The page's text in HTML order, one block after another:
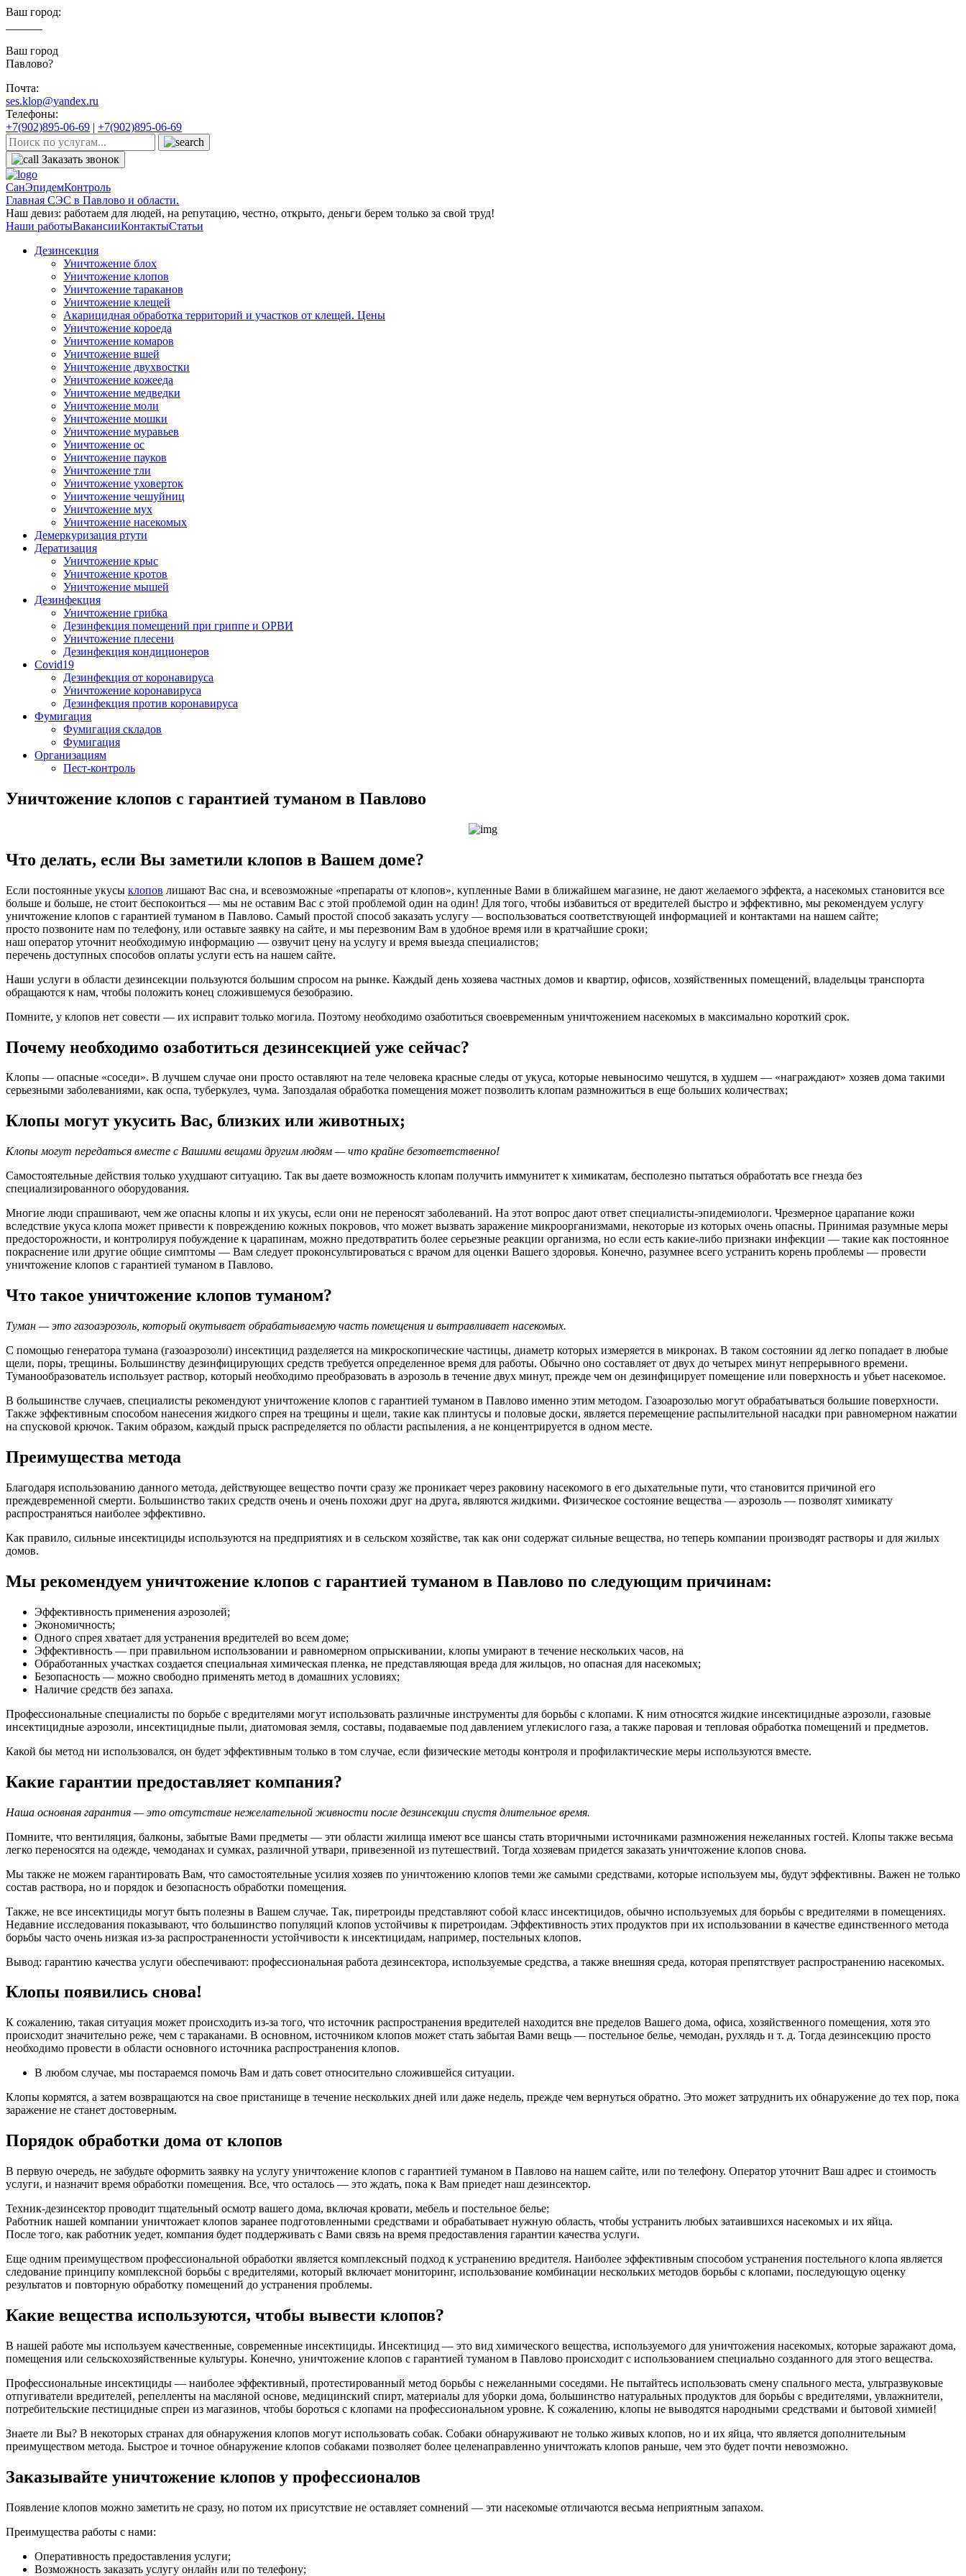
Ваш город:
Ваш город
Павлово?
Почта:
ses.klop@yandex.ru
Телефоны:
+7(902)895-06-69 | +7(902)895-06-69
Заказать звонок
СанЭпидемКонтроль
Главная СЭС в Павлово и области.
Наш девиз: работаем для людей, на репутацию, честно, открыто, деньги берем только за свой труд!
Наши работыВакансииКонтактыСтатьи
Дезинсекция
Уничтожение блох
Уничтожение клопов
Уничтожение тараканов
Уничтожение клещей
Акарицидная обработка территорий и участков от клещей. Цены
Уничтожение короеда
Уничтожение комаров
Уничтожение вшей
Уничтожение двухвостки
Уничтожение кожееда
Уничтожение медведки
Уничтожение моли
Уничтожение мошки
Уничтожение муравьев
Уничтожение ос
Уничтожение пауков
Уничтожение тли
Уничтожение уховерток
Уничтожение чешуйниц
Уничтожение мух
Уничтожение насекомых
Демеркуризация ртути
Дератизация
Уничтожение крыс
Уничтожение кротов
Уничтожение мышей
Дезинфекция
Уничтожение грибка
Дезинфекция помещений при гриппе и ОРВИ
Уничтожение плесени
Дезинфекция кондиционеров
Covid19
Дезинфекция от коронавируса
Уничтожение коронавируса
Дезинфекция против коронавируса
Фумигация
Фумигация складов
Фумигация
Организациям
Пест-контроль
Уничтожение клопов с гарантией туманом в Павлово
Что делать, если Вы заметили клопов в Вашем доме?
Если постоянные укусы клопов лишают Вас сна, и всевозможные «препараты от клопов», купленные Вами в ближайшем магазине, не дают желаемого эффекта, а насекомых становится все
больше и больше, не стоит беспокоиться — мы не оставим Вас с этой проблемой один на один! Для того, чтобы избавиться от вредителей быстро и эффективно, мы рекомендуем услугу
уничтожение клопов с гарантией туманом в Павлово. Самый простой способ заказать услугу — воспользоваться соответствующей информацией и контактами на нашем сайте;
просто позвоните нам по телефону, или оставьте заявку на сайте, и мы перезвоним Вам в удобное время или в кратчайшие сроки;
наш оператор уточнит необходимую информацию — озвучит цену на услугу и время выезда специалистов;
перечень доступных способов оплаты услуги есть на нашем сайте.
Наши услуги в области дезинсекции пользуются большим спросом на рынке. Каждый день хозяева частных домов и квартир, офисов, хозяйственных помещений, владельцы транспорта
обращаются к нам, чтобы положить конец сложившемуся безобразию.
Помните, у клопов нет совести — их исправит только могила. Поэтому необходимо озаботиться своевременным уничтожением насекомых в максимально короткий срок.
Почему необходимо озаботиться дезинсекцией уже сейчас?
Клопы — опасные «соседи». В лучшем случае они просто оставляют на теле человека красные следы от укуса, которые невыносимо чешутся, в худшем — «награждают» хозяев дома такими
серьезными заболеваниями, как оспа, туберкулез, чума. Запоздалая обработка помещения может позволить клопам размножиться в еще больших количествах;
Клопы могут укусить Вас, близких или животных;
Клопы могут передаться вместе с Вашими вещами другим людям — что крайне безответственно!
Самостоятельные действия только ухудшают ситуацию. Так вы даете возможность клопам получить иммунитет к химикатам, бесполезно пытаться обработать все гнезда без
специализированного оборудования.
Многие люди спрашивают, чем же опасны клопы и их укусы, если они не переносят заболеваний. На этот вопрос дают ответ специалисты-эпидемиологи. Чрезмерное царапание кожи
вследствие укуса клопа может привести к повреждению кожных покровов, что может вызвать заражение микроорганизмами, некоторые из которых очень опасны. Принимая разумные меры
предосторожности, и контролируя побуждение к царапинам, можно предотвратить более серьезные реакции организма, но если есть какие-либо признаки инфекции — такие как постоянное
покраснение или другие общие симптомы — Вам следует проконсультироваться с врачом для оценки Вашего здоровья. Конечно, разумнее всего устранить корень проблемы — провести
уничтожение клопов с гарантией туманом в Павлово.
Что такое уничтожение клопов туманом?
Туман — это газоаэрозоль, который окутывает обрабатываемую часть помещения и вытравливает насекомых.
С помощью генератора тумана (газоаэрозоли) инсектицид разделяется на микроскопические частицы, диаметр которых измеряется в микронах. В таком состоянии яд легко попадает в любые
щели, поры, трещины. Большинству дезинфицирующих средств требуется определенное время для работы. Обычно оно составляет от двух до четырех минут непрерывного времени.
Туманообразователь использует раствор, который необходимо преобразовать в аэрозоль в течение двух минут, прежде чем он дезинфицирует помещение или поверхность и убьет насекомое.
В большинстве случаев, специалисты рекомендуют уничтожение клопов с гарантией туманом в Павлово именно этим методом. Газоарозолью могут обрабатываться большие поверхности.
Также эффективным способом нанесения жидкого спрея на трещины и щели, такие как плинтусы и половые доски, является перемещение распылительной насадки при равномерном нажатии
на спусковой крючок. Таким образом, каждый прыск распределяется по области распыления, а не концентрируется в одном месте.
Преимущества метода
Благодаря использованию данного метода, действующее вещество почти сразу же проникает через раковину насекомого в его дыхательные пути, что становится причиной его
преждевременной смерти. Большинство таких средств очень и очень похожи друг на друга, являются жидкими. Физическое состояние вещества — аэрозоль — позволят химикату
распространяться наиболее эффективно.
Как правило, сильные инсектициды используются на предприятиях и в сельском хозяйстве, так как они содержат сильные вещества, но теперь компании производят растворы и для жилых
домов.
Мы рекомендуем уничтожение клопов с гарантией туманом в Павлово по следующим причинам:
Эффективность применения аэрозолей;
Экономичность;
Одного спрея хватает для устранения вредителей во всем доме;
Эффективность — при правильном использовании и равномерном опрыскивании, клопы умирают в течение нескольких часов, на
Обработанных участках создается специальная химическая пленка, не представляющая вреда для жильцов, но опасная для насекомых;
Безопасность — можно свободно применять метод в домашних условиях;
Наличие средств без запаха.
Профессиональные специалисты по борьбе с вредителями могут использовать различные инструменты для борьбы с клопами. К ним относятся жидкие инсектицидные аэрозоли, газовые
инсектицидные аэрозоли, инсектицидные пыли, диатомовая земля, составы, подаваемые под давлением углекислого газа, а также паровая и тепловая обработка помещений и предметов.
Какой бы метод ни использовался, он будет эффективным только в том случае, если физические методы контроля и профилактические меры используются вместе.
Какие гарантии предоставляет компания?
Наша основная гарантия — это отсутствие нежелательной живности после дезинсекции спустя длительное время.
Помните, что вентиляция, балконы, забытые Вами предметы — эти области жилища имеют все шансы стать вторичными источниками размножения нежеланных гостей. Клопы также весьма
легко переносятся на одежде, чемоданах и сумках, различной утвари, привезенной из путешествий. Тогда хозяевам придется заказать уничтожение клопов снова.
Мы также не можем гарантировать Вам, что самостоятельные усилия хозяев по уничтожению клопов теми же самыми средствами, которые используем мы, будут эффективны. Важен не только
состав раствора, но и порядок и безопасность обработки помещения.
Также, не все инсектициды могут быть полезны в Вашем случае. Так, пиретроиды представляют собой класс инсектицидов, обычно используемых для борьбы с вредителями в помещениях.
Недавние исследования показывают, что большинство популяций клопов устойчивы к пиретроидам. Эффективность этих продуктов при их использовании в качестве единственного метода
борьбы часто очень низкая из-за распространенности устойчивости к инсектицидам, например, постельных клопов.
Вывод: гарантию качества услуги обеспечивают: профессиональная работа дезинсектора, используемые средства, а также внешняя среда, которая препятствует распространению насекомых.
Клопы появились снова!
К сожалению, такая ситуация может происходить из-за того, что источник распространения вредителей находится вне пределов Вашего дома, офиса, хозяйственного помещения, хотя это
происходит значительно реже, чем с тараканами. В основном, источником клопов может стать забытая Вами вещь — постельное белье, чемодан, рухлядь и т. д. Тогда дезинсекцию просто
необходимо провести в области основного источника распространения клопов.
В любом случае, мы постараемся помочь Вам и дать совет относительно сложившейся ситуации.
Клопы кормятся, а затем возвращаются на свое пристанище в течение нескольких дней или даже недель, прежде чем вернуться обратно. Это может затруднить их обнаружение до тех пор, пока
заражение не станет достоверным.
Порядок обработки дома от клопов
В первую очередь, не забудьте оформить заявку на услугу уничтожение клопов с гарантией туманом в Павлово на нашем сайте, или по телефону. Оператор уточнит Ваш адрес и стоимость
услуги, и назначит время обработки помещения. Все, что осталось — это ждать, пока к Вам приедет наш дезинсектор.
Техник-дезинсектор проводит тщательный осмотр вашего дома, включая кровати, мебель и постельное белье;
Работник нашей компании уничтожает клопов заранее подготовленными средствами и обрабатывает нужную область, чтобы устранить любых затаившихся насекомых и их яйца.
После того, как работник уедет, компания будет поддерживать с Вами связь на время предоставления гарантии качества услуги.
Еще одним преимуществом профессиональной обработки является комплексный подход к устранению вредителя. Наиболее эффективным способом устранения постельного клопа является
следование принципу комплексной борьбы с вредителями, который включает мониторинг, использование комбинации нескольких методов борьбы с клопами, последующую оценку
результатов и повторную обработку помещений до устранения проблемы.
Какие вещества используются, чтобы вывести клопов?
В нашей работе мы используем качественные, современные инсектициды. Инсектицид — это вид химического вещества, используемого для уничтожения насекомых, которые заражают дома,
помещения или сельскохозяйственные культуры. Конечно, уничтожение клопов с гарантией туманом в Павлово происходит с использованием специально созданного для этого вещества.
Профессиональные инсектициды — наиболее эффективный, протестированный метод борьбы с нежеланными соседями. Не пытайтесь использовать смену спального места, ультразвуковые
отпугиватели вредителей, репелленты на масляной основе, медицинский спирт, материалы для уборки дома, большинство натуральных продуктов для борьбы с вредителями, увлажнители,
потребительские пестицидные спреи из магазинов, чтобы бороться с клопами на профессиональном уровне. К сожалению, клопы не выводятся народными средствами и бытовой химией!
Знаете ли Вы? В некоторых странах для обнаружения клопов могут использовать собак. Собаки обнаруживают не только живых клопов, но и их яйца, что является дополнительным
преимуществом метода. Быстрое и точное обнаружение клопов собаками позволяет более целенаправленно уничтожать клопов раньше, чем это будет почти невозможно.
Заказывайте уничтожение клопов у профессионалов
Появление клопов можно заметить не сразу, но потом их присутствие не оставляет сомнений — эти насекомые отличаются весьма неприятным запахом.
Преимущества работы с нами:
Оперативность предоставления услуги;
Возможность заказать услугу онлайн или по телефону;